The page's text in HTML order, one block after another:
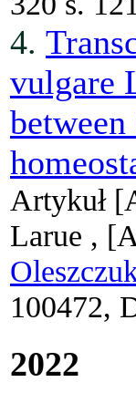
4.
vulgare
Artykuł
Larue ,
100472,
2022